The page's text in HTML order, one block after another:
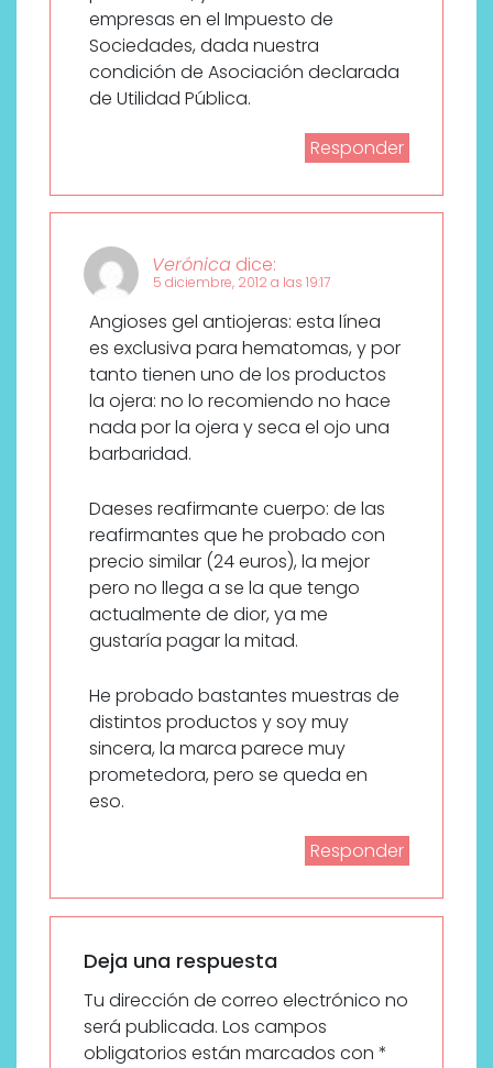
empresas en el Impuesto de
Sociedades, dada nuestra
condición de Asociación declarada
de Utilidad Pública.
Responder
Verónica dice:
5 diciembre, 2012 a las 19:17
Angioses gel antiojeras: esta línea
es exclusiva para hematomas, y por
tanto tienen uno de los productos
la ojera: no lo recomiendo no hace
nada por la ojera y seca el ojo una
barbaridad.
Daeses reafirmante cuerpo: de las
reafirmantes que he probado con
precio similar (24 euros), la mejor
pero no llega a se la que tengo
actualmente de dior, ya me
gustaría pagar la mitad.
He probado bastantes muestras de
distintos productos y soy muy
sincera, la marca parece muy
prometedora, pero se queda en
eso.
Responder
Deja una respuesta
Tu dirección de correo electrónico no
será publicada. Los campos
obligatorios están marcados con *